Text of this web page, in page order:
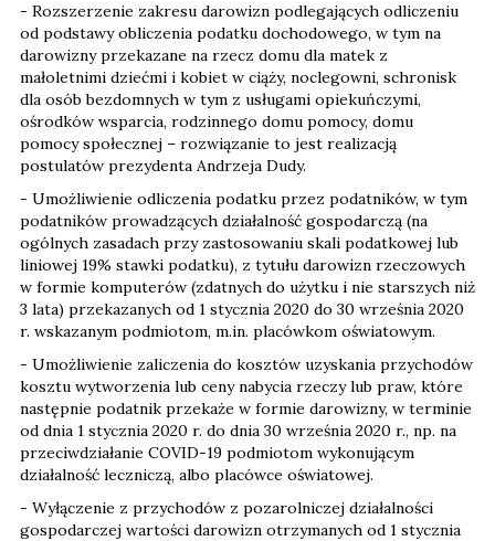
- Rozszerzenie zakresu darowizn podlegających odliczeniu
od podstawy obliczenia podatku dochodowego, w tym na
darowizny przekazane na rzecz domu dla matek z
małoletnimi dziećmi i kobiet w ciąży, noclegowni, schronisk
dla osób bezdomnych w tym z usługami opiekuńczymi,
ośrodków wsparcia, rodzinnego domu pomocy, domu
pomocy społecznej – rozwiązanie to jest realizacją
postulatów prezydenta Andrzeja Dudy.
- Umożliwienie odliczenia podatku przez podatników, w tym
podatników prowadzących działalność gospodarczą (na
ogólnych zasadach przy zastosowaniu skali podatkowej lub
liniowej 19% stawki podatku), z tytułu darowizn rzeczowych
w formie komputerów (zdatnych do użytku i nie starszych niż
3 lata) przekazanych od 1 stycznia 2020 do 30 września 2020
r. wskazanym podmiotom, m.in. placówkom oświatowym.
- Umożliwienie zaliczenia do kosztów uzyskania przychodów
kosztu wytworzenia lub ceny nabycia rzeczy lub praw, które
następnie podatnik przekaże w formie darowizny, w terminie
od dnia 1 stycznia 2020 r. do dnia 30 września 2020 r., np. na
przeciwdziałanie COVID-19 podmiotom wykonującym
działalność leczniczą, albo placówce oświatowej.
- Wyłączenie z przychodów z pozarolniczej działalności
gospodarczej wartości darowizn otrzymanych od 1 stycznia